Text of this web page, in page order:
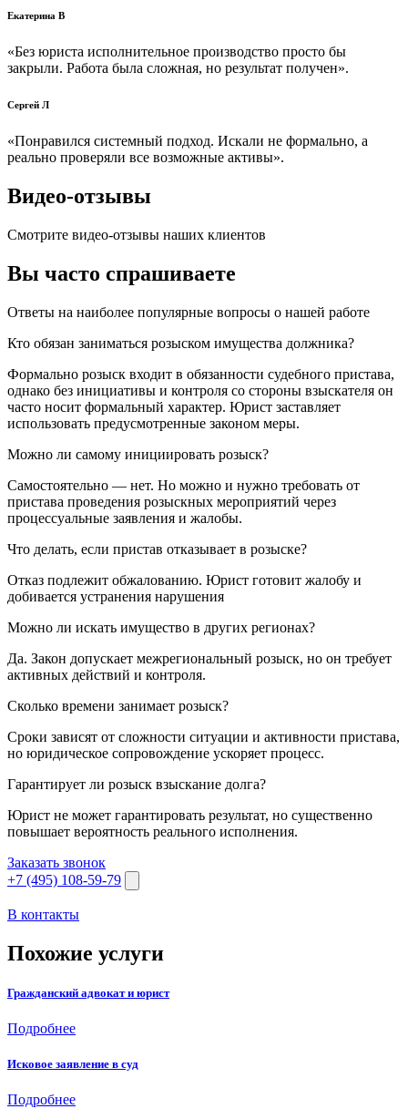
Екатерина В
«Без юриста исполнительное производство просто бы
закрыли. Работа была сложная, но результат получен».
Сергей Л
«Понравился системный подход. Искали не формально, а
реально проверяли все возможные активы».
Видео-отзывы
Смотрите видео-отзывы наших клиентов
Вы часто спрашиваете
Ответы на наиболее популярные вопросы о нашей работе
Кто обязан заниматься розыском имущества должника?
Формально розыск входит в обязанности судебного пристава,
однако без инициативы и контроля со стороны взыскателя он
часто носит формальный характер. Юрист заставляет
использовать предусмотренные законом меры.
Можно ли самому инициировать розыск?
Самостоятельно — нет. Но можно и нужно требовать от
пристава проведения розыскных мероприятий через
процессуальные заявления и жалобы.
Что делать, если пристав отказывает в розыске?
Отказ подлежит обжалованию. Юрист готовит жалобу и
добивается устранения нарушения
Можно ли искать имущество в других регионах?
Да. Закон допускает межрегиональный розыск, но он требует
активных действий и контроля.
Сколько времени занимает розыск?
Сроки зависят от сложности ситуации и активности пристава,
но юридическое сопровождение ускоряет процесс.
Гарантирует ли розыск взыскание долга?
Юрист не может гарантировать результат, но существенно
повышает вероятность реального исполнения.
Заказать звонок
+7 (495) 108-59-79
В контакты
Похожие услуги
Гражданский адвокат и юрист
Подробнее
Исковое заявление в суд
Подробнее